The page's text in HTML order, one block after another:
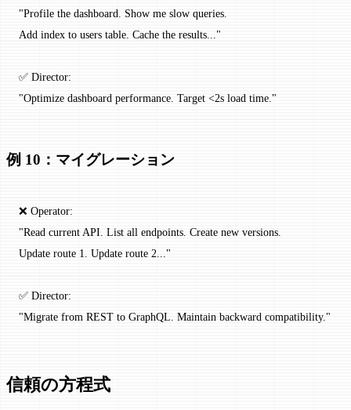
"Profile the dashboard. Show me slow queries.
Add index to users table. Cache the results..."
✅ Director:
"Optimize dashboard performance. Target <2s load time."
例 10：マイグレーション
❌ Operator:
"Read current API. List all endpoints. Create new versions.
Update route 1. Update route 2..."
✅ Director:
"Migrate from REST to GraphQL. Maintain backward compatibility."
信頼の方程式